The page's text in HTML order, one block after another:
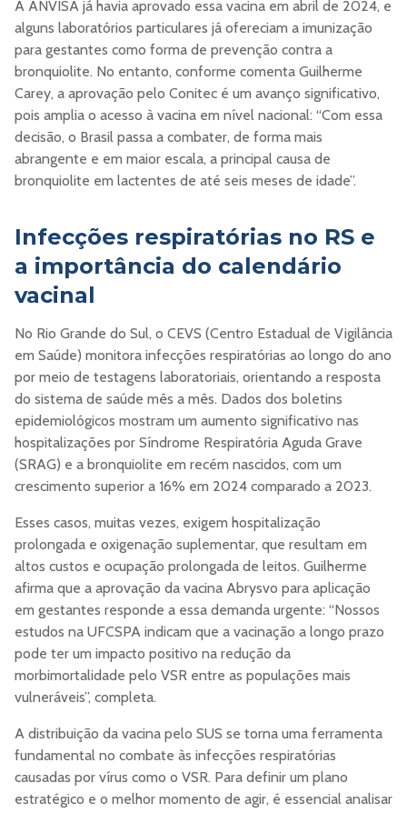
A ANVISA já havia aprovado essa vacina em abril de 2024, e
alguns laboratórios particulares já ofereciam a imunização
para gestantes como forma de prevenção contra a
bronquiolite. No entanto, conforme comenta Guilherme
Carey, a aprovação pelo Conitec é um avanço significativo,
pois amplia o acesso à vacina em nível nacional: “Com essa
decisão, o Brasil passa a combater, de forma mais
abrangente e em maior escala, a principal causa de
bronquiolite em lactentes de até seis meses de idade”.
Infecções respiratórias no RS e
a importância do calendário
vacinal
No Rio Grande do Sul, o CEVS (Centro Estadual de Vigilância
em Saúde) monitora infecções respiratórias ao longo do ano
por meio de testagens laboratoriais, orientando a resposta
do sistema de saúde mês a mês. Dados dos boletins
epidemiológicos mostram um aumento significativo nas
hospitalizações por Síndrome Respiratória Aguda Grave
(SRAG) e a bronquiolite em recém nascidos, com um
crescimento superior a 16% em 2024 comparado a 2023.
Esses casos, muitas vezes, exigem hospitalização
prolongada e oxigenação suplementar, que resultam em
altos custos e ocupação prolongada de leitos. Guilherme
afirma que a aprovação da vacina Abrysvo para aplicação
em gestantes responde a essa demanda urgente: “Nossos
estudos na UFCSPA indicam que a vacinação a longo prazo
pode ter um impacto positivo na redução da
morbimortalidade pelo VSR entre as populações mais
vulneráveis”, completa.
A distribuição da vacina pelo SUS se torna uma ferramenta
fundamental no combate às infecções respiratórias
causadas por vírus como o VSR. Para definir um plano
estratégico e o melhor momento de agir, é essencial analisar